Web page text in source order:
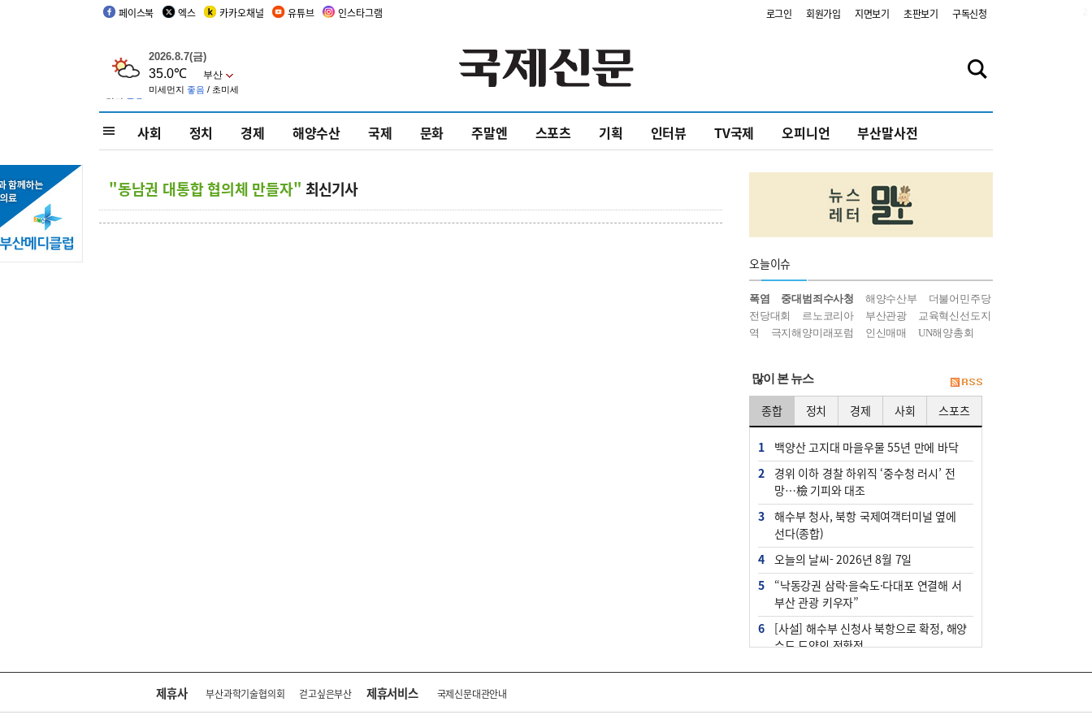
페이스북 엑스 카카오채널 유튜브 인스타그램 로그인 회원가입 지면보기 초판보기 구독신청
사회 정치 경제 해양수산 국제 문화 주말엔 스포츠 기획 인터뷰 TV국제 오피니언 부산말사전
"동남권 대통합 협의체 만들자" 최신기사
오늘이슈
폭염 중대범죄수사청 해양수산부
더불어민주당
전당대회
르노코리아 부산관광
교육혁신선도지
역
극지해양미래포럼 인신매매 UN해양총회
많이 본 뉴스
종합 정치 경제 사회 스포츠
1
백양산 고지대 마을우물 55년 만에 바닥
2
경위 이하 경찰 하위직 ‘중수청 러시’ 전
망…檢 기피와 대조
3
해수부 청사, 북항 국제여객터미널 옆에
선다(종합)
4
오늘의 날씨- 2026년 8월 7일
5
“낙동강권 삼락·을숙도·다대포 연결해 서
부산 관광 키우자”
6
[사설] 해수부 신청사 북항으로 확정, 해양
수도 도약의 전환점
7
피란마을 67년 역사인데…전교생 24명 아
8
부울경 주말부터 비소식…‘극한 폭염’ 한
제휴사 부산과학기술협의회 걷고싶은부산 제휴서비스 국제신문대관안내